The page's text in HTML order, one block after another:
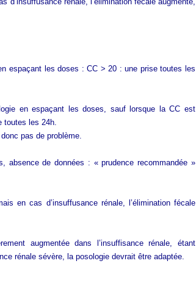
espaçant les doses : CC > 20 : une prise toutes les
en espaçant les doses, sauf lorsque la CC est
toutes les 24h.
pas de problème.
absence de données : « prudence recommandée »
en cas d’insuffusance rénale, l’élimination fécale
augmentée dans l’insuffisance rénale, étant
rénale sévère, la posologie devrait être adaptée.